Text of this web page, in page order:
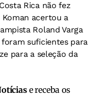
Rica não fez
acertou a
Roland Varga
suficientes para
para a seleção da
e receba os